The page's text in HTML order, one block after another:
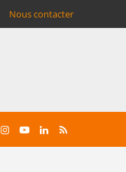
Nous contacter